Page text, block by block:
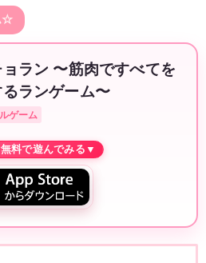
☆
ラン 〜筋肉ですべてを
ランゲーム〜
ゲーム